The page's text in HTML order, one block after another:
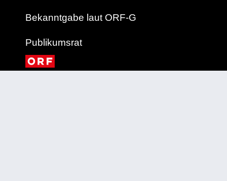
Bekanntgabe laut ORF-G
Publikumsrat